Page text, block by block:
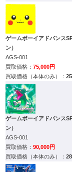
ゲームボーイアドバンス
ン）
AGS-001
75,000円
ゲームボーイアドバンス
ン）
AGS-001
90,000円